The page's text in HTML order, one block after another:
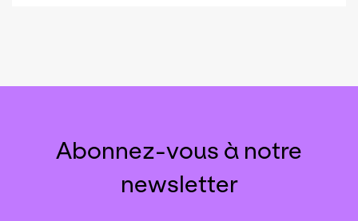
Abonnez-vous à notre
newsletter